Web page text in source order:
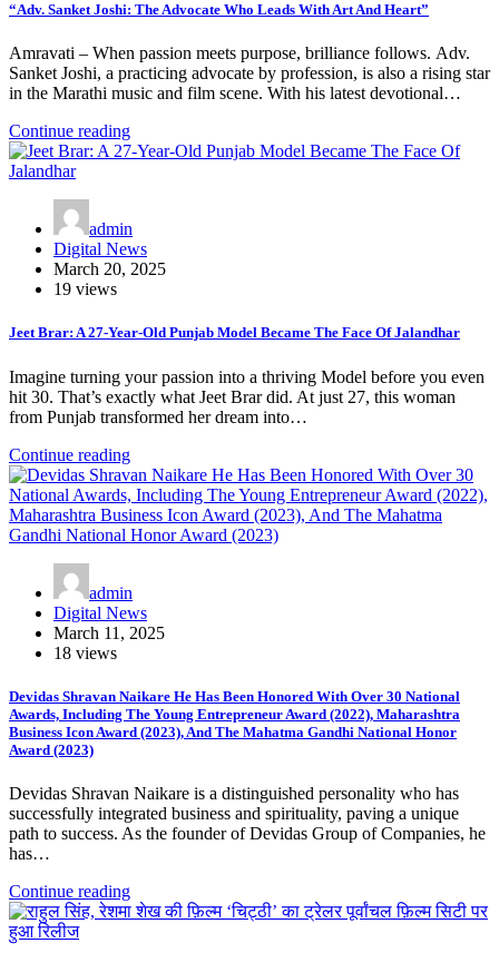
“Adv. Sanket Joshi: The Advocate Who Leads With Art And Heart”
Amravati – When passion meets purpose, brilliance follows. Adv.
Sanket Joshi, a practicing advocate by profession, is also a rising star
in the Marathi music and film scene. With his latest devotional…
Continue reading
admin
Digital News
March 20, 2025
19 views
Jeet Brar: A 27-Year-Old Punjab Model Became The Face Of Jalandhar
Imagine turning your passion into a thriving Model before you even
hit 30. That’s exactly what Jeet Brar did. At just 27, this woman
from Punjab transformed her dream into…
Continue reading
admin
Digital News
March 11, 2025
18 views
Devidas Shravan Naikare He Has Been Honored With Over 30 National
Awards, Including The Young Entrepreneur Award (2022), Maharashtra
Business Icon Award (2023), And The Mahatma Gandhi National Honor
Award (2023)
Devidas Shravan Naikare is a distinguished personality who has
successfully integrated business and spirituality, paving a unique
path to success. As the founder of Devidas Group of Companies, he
has…
Continue reading